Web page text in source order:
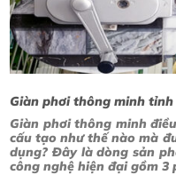
Giàn phơi thông minh
Giàn phơi thông minh
cấu tạo như thế nào mà
dụng? Đây là dòng sản
công nghệ hiện đại gồm